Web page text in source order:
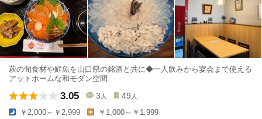
萩の旬食材や鮮魚を山口県の銘酒と共に◆一人飲みから宴会まで使える
アットホームな和モダン空間
3.05 3 人 49 人
￥2,000～￥2,999 ￥1,000～￥1,999